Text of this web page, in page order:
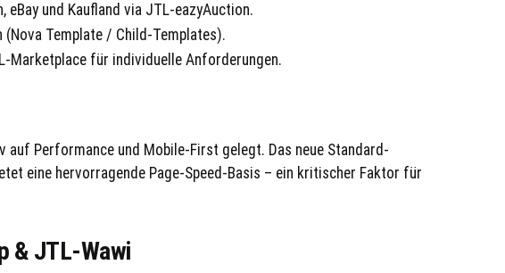
eBay und Kaufland via JTL-eazyAuction.
Template / Child-Templates).
Marketplace für individuelle Anforderungen.
auf Performance und Mobile-First gelegt. Das neue Standard-
eine hervorragende Page-Speed-Basis – ein kritischer Faktor für
& JTL-Wawi